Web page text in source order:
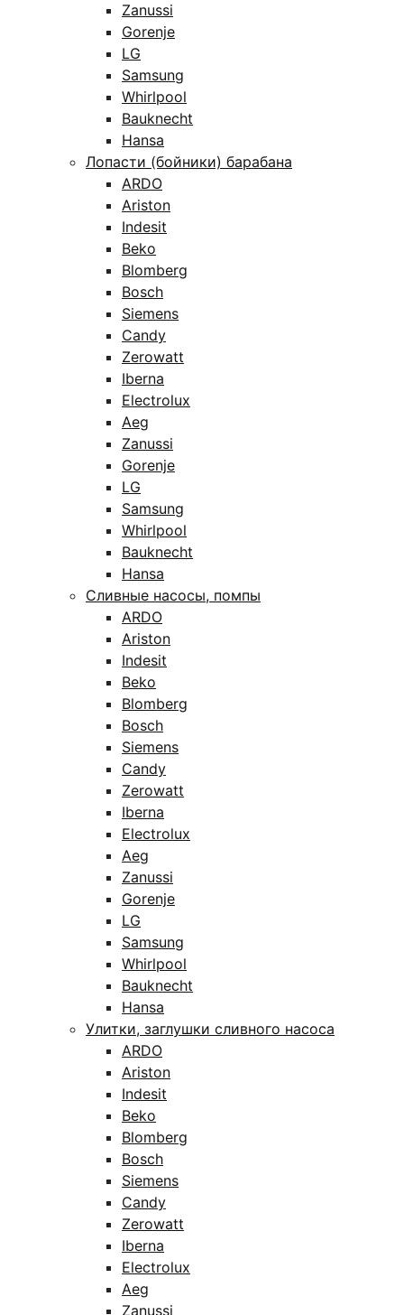
Zanussi
Gorenje
LG
Samsung
Whirlpool
Bauknecht
Hansa
Лопасти (бойники) барабана
ARDO
Ariston
Indesit
Beko
Blomberg
Bosch
Siemens
Candy
Zerowatt
Iberna
Electrolux
Aeg
Zanussi
Gorenje
LG
Samsung
Whirlpool
Bauknecht
Hansa
Сливные насосы, помпы
ARDO
Ariston
Indesit
Beko
Blomberg
Bosch
Siemens
Candy
Zerowatt
Iberna
Electrolux
Aeg
Zanussi
Gorenje
LG
Samsung
Whirlpool
Bauknecht
Hansa
Улитки, заглушки сливного насоса
ARDO
Ariston
Indesit
Beko
Blomberg
Bosch
Siemens
Candy
Zerowatt
Iberna
Electrolux
Aeg
Zanussi